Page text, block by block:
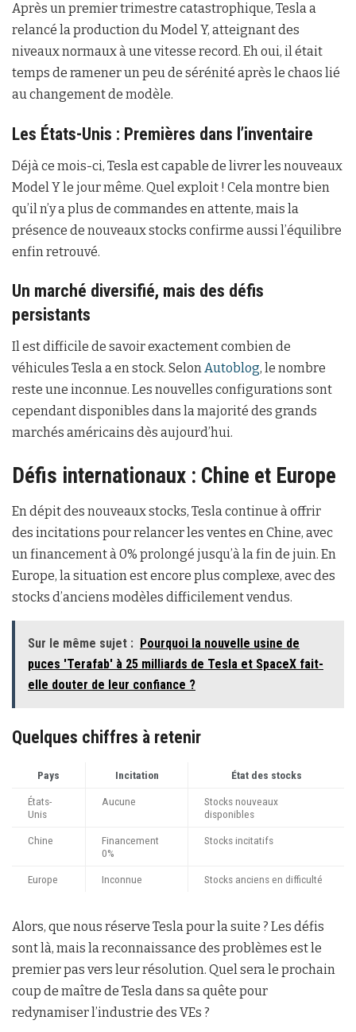
Après un premier trimestre catastrophique, Tesla a
relancé la production du Model Y, atteignant des
niveaux normaux à une vitesse record. Eh oui, il était
temps de ramener un peu de sérénité après le chaos lié
au changement de modèle.
Les États-Unis : Premières dans l’inventaire
Déjà ce mois-ci, Tesla est capable de livrer les nouveaux
Model Y le jour même. Quel exploit ! Cela montre bien
qu’il n’y a plus de commandes en attente, mais la
présence de nouveaux stocks confirme aussi l’équilibre
enfin retrouvé.
Un marché diversifié, mais des défis
persistants
Il est difficile de savoir exactement combien de
véhicules Tesla a en stock. SelonAutoblog, le nombre
reste une inconnue. Les nouvelles configurations sont
cependant disponibles dans la majorité des grands
marchés américains dès aujourd’hui.
Défis internationaux : Chine et Europe
En dépit des nouveaux stocks, Tesla continue à offrir
des incitations pour relancer les ventes en Chine, avec
un financement à 0% prolongé jusqu’à la fin de juin. En
Europe, la situation est encore plus complexe, avec des
stocks d’anciens modèles difficilement vendus.
Sur le même sujet : Pourquoi la nouvelle usine de
puces 'Terafab' à 25 milliards de Tesla et SpaceX fait-
elle douter de leur confiance ?
Quelques chiffres à retenir
Pays Incitation État des stocks
États-
Unis
Aucune
Stocks nouveaux
disponibles
Chine
Financement
0%
Stocks incitatifs
Europe Inconnue Stocks anciens en difficulté
Alors, que nous réserve Tesla pour la suite ? Les défis
sont là, mais la reconnaissance des problèmes est le
premier pas vers leur résolution. Quel sera le prochain
coup de maître de Tesla dans sa quête pour
redynamiser l’industrie des VEs ?